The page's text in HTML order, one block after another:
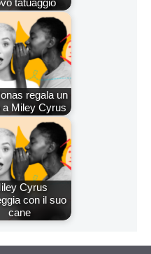
tatuaggio
regala un
a Miley Cyrus
Cyrus
con il suo
cane